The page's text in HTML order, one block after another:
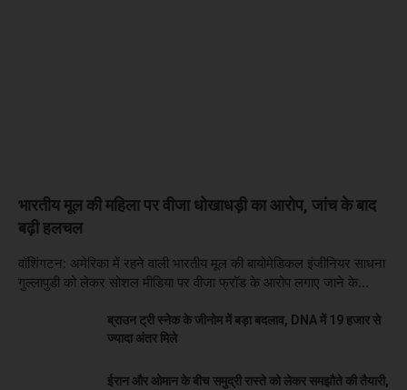
भारतीय मूल की महिला पर वीजा धोखाधड़ी का आरोप, जांच के बाद
बढ़ी हलचल
वॉशिंगटन: अमेरिका में रहने वाली भारतीय मूल की बायोमेडिकल इंजीनियर साधना
गुल्लापुडी को लेकर सोशल मीडिया पर वीजा फ्रॉड के आरोप लगाए जाने के...
ब्राउन ट्री स्नेक के जीनोम में बड़ा बदलाव, DNA में 19 हजार से
ज्यादा अंतर मिले
ईरान और ओमान के बीच समुद्री रास्ते को लेकर समझौते की तैयारी,